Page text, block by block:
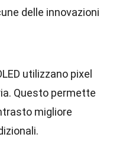
delle innovazioni
utilizzano pixel
Questo permette
migliore